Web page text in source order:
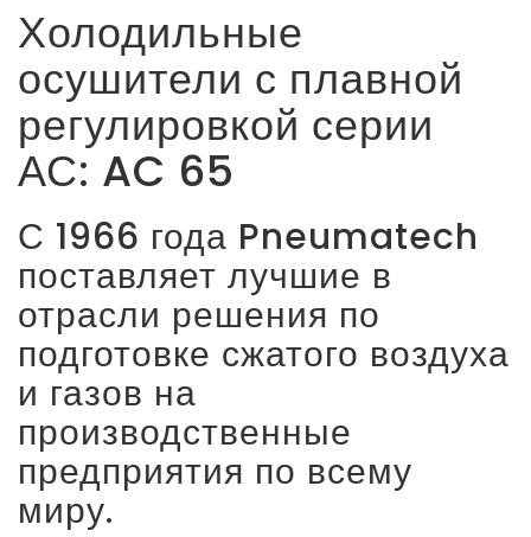
Холодильные
осушители с плавной
регулировкой серии
АС: AC 65
С 1966 года Pneumatech
поставляет лучшие в
отрасли решения по
подготовке сжатого воздуха
и газов на
производственные
предприятия по всему
миру.